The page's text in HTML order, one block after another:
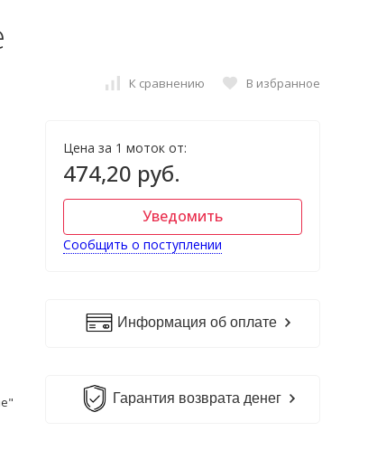
К сравнению В избранное
Цена за 1 моток от:
474,20 руб.
Уведомить
Сообщить о поступлении
Информация об оплате
Гарантия возврата денег